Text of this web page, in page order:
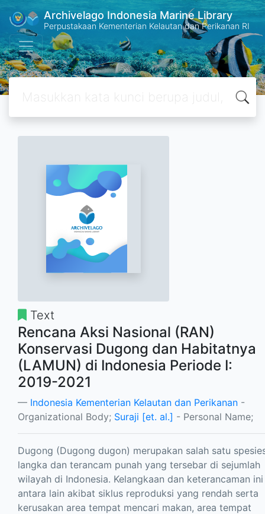
Archivelago Indonesia Marine Library
Perpustakaan Kementerian Kelautan dan Perikanan RI
Text
Rencana Aksi Nasional (RAN)
Konservasi Dugong dan Habitatnya
(LAMUN) di Indonesia Periode I:
2019-2021
Indonesia Kementerian Kelautan dan Perikanan -
Organizational Body; Suraji [et. al.] - Personal Name;
Dugong (Dugong dugon) merupakan salah satu
langka dan terancam punah yang tersebar di sejumlah
wilayah di Indonesia. Kelangkaan dan keterancaman ini
antara lain akibat siklus reproduksi yang rendah serta
kerusakan area tempat mencari makan, area tempat